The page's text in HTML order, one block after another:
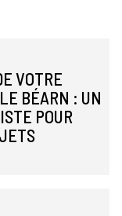
VOTRE
BÉARN : UN
POUR